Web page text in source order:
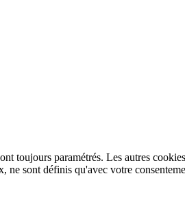
toujours paramétrés. Les autres
ne sont définis qu'avec votre